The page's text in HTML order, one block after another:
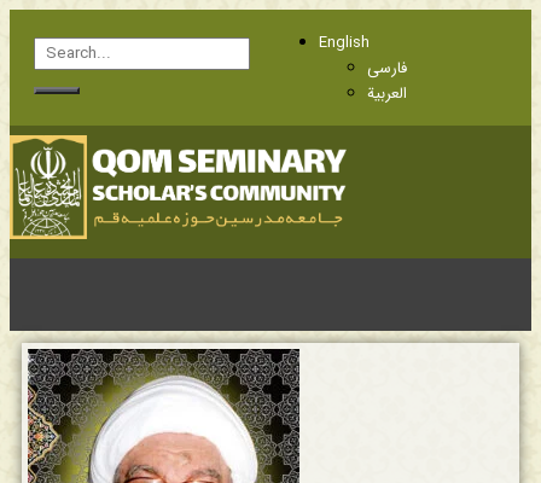
English
فارسی
العربية